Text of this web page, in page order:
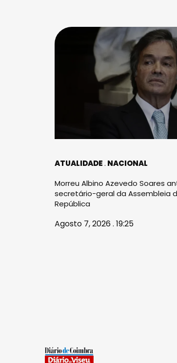
ATUALIDADE NACIONAL
Morreu Albino Azevedo Soares
secretário-geral da Assembleia
República
Agosto 7, 2026 . 19:25